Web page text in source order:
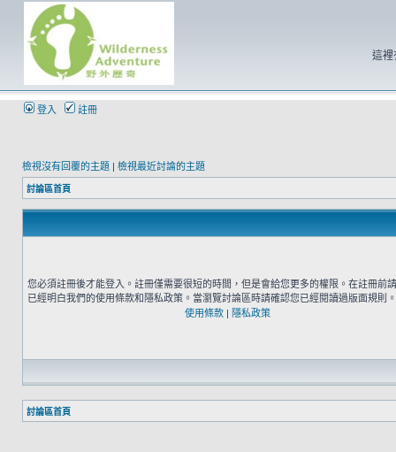
這裡
登入 註冊
檢視沒有回覆的主題 | 檢視最近討論的主題
討論區首頁
您必須註冊後才能登入。註冊僅需要很短的時間，但是會給您更多的權限。在註冊前
已經明白我們的使用條款和隱私政策。當瀏覽討論區時請確認您已經閱讀過版面規則。
使用條款 | 隱私政策
討論區首頁